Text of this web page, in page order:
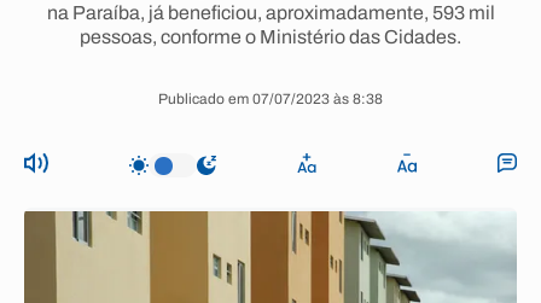
na Paraíba, já beneficiou, aproximadamente, 593 mil
pessoas, conforme o Ministério das Cidades.
Publicado em 07/07/2023 às 8:38